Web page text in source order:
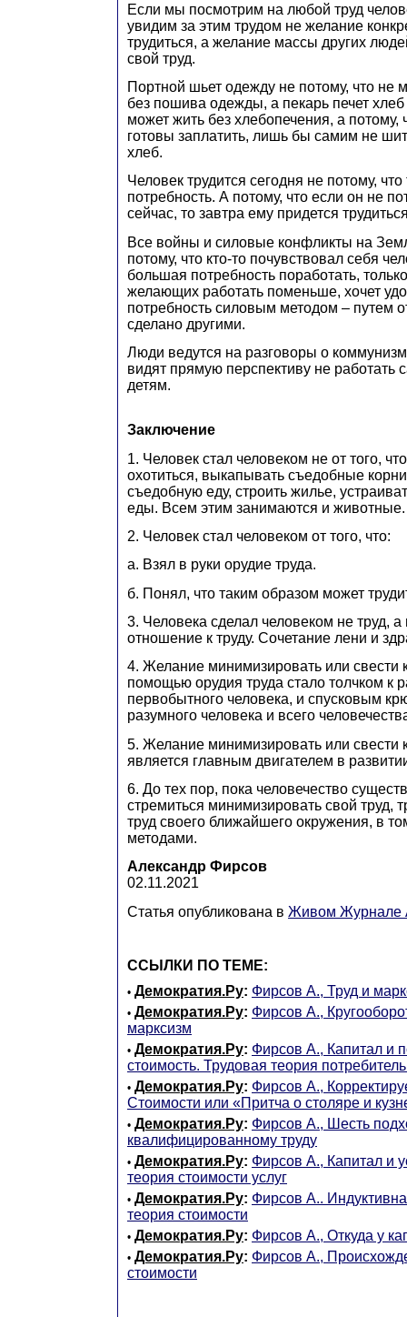
Если мы посмотрим на любой труд
увидим за этим трудом не желание
трудиться, а желание массы других
свой труд.
Портной шьет одежду не потому, что не
без пошива одежды, а пекарь печет хлеб
может жить без хлебопечения, а потому,
готовы заплатить, лишь бы самим не
хлеб.
Человек трудится сегодня не потому,
потребность. А потому, что если он не
сейчас, то завтра ему придется
Все войны и силовые конфликты на
потому, что кто-то почувствовал себя
большая потребность поработать,
желающих работать поменьше, хочет
потребность силовым методом – путем
сделано другими.
Люди ведутся на разговоры о
видят прямую перспективу не работать
детям.
Заключение
1. Человек стал человеком не от того,
охотиться, выкапывать съедобные
съедобную еду, строить жилье,
еды. Всем этим занимаются и животные.
2. Человек стал человеком от того, что:
a. Взял в руки орудие труда.
б. Понял, что таким образом может
3. Человека сделал человеком не труд, а
отношение к труду. Сочетание лени и
4. Желание минимизировать или свести
помощью орудия труда стало толчком к
первобытного человека, и спусковым
разумного человека и всего
5. Желание минимизировать или свести
является главным двигателем в
6. До тех пор, пока человечество
стремиться минимизировать свой труд,
труд своего ближайшего окружения, в
методами.
Александр Фирсов
02.11.2021
Статья опубликована в Живом Журнале
ССЫЛКИ ПО ТЕМЕ:
• Демократия.Ру: Фирсов А., Труд и
• Демократия.Ру: Фирсов А.,
марксизм
• Демократия.Ру: Фирсов А., Капитал и
стоимость. Трудовая теория
• Демократия.Ру: Фирсов А.,
Стоимости или «Притча о столяре и
• Демократия.Ру: Фирсов А., Шесть
квалифицированному труду
• Демократия.Ру: Фирсов А., Капитал и
теория стоимости услуг
• Демократия.Ру: Фирсов А..
теория стоимости
• Демократия.Ру: Фирсов А., Откуда у
• Демократия.Ру: Фирсов А.,
стоимости